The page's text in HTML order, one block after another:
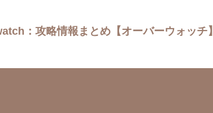
：攻略情報まとめ【オーバーウォッチ】